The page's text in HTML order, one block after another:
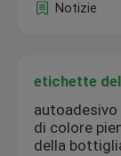
Notizie
etichette
di colore
della